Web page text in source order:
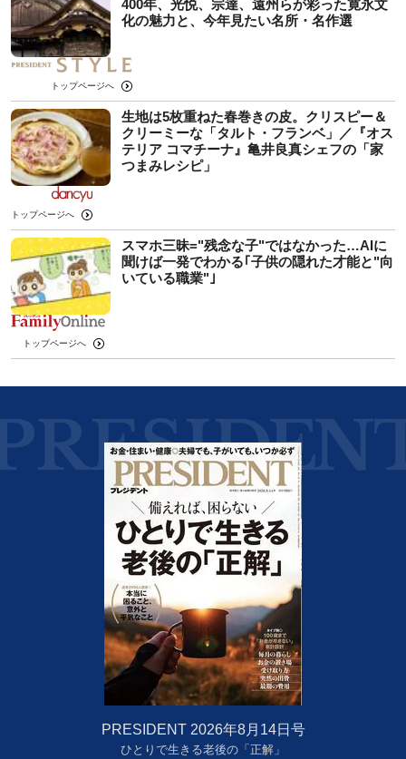
400年、光悦、宗達、遠州らが彩った寛永文
化の魅力と、今年見たい名所・名作選
トップページへ
生地は5枚重ねた春巻きの皮。クリスピー＆
クリーミーな「タルト・フランベ」／『オス
テリア コマチーナ』亀井良真シェフの「家
つまみレシピ」
トップページへ
スマホ三昧="残念な子"ではなかった…AIに
聞けば一発でわかる｢子供の隠れた才能と"向
いている職業"｣
トップページへ
PRESIDENT 2026年8月14日号
ひとりで生きる老後の「正解」